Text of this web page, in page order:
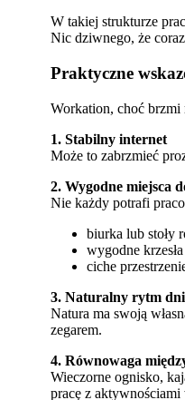
W takiej strukturze
Nic dziwnego, że
Praktyczne
Workation, choć brzmi
1. Stabilny internet
Może to zabrzmieć
2. Wygodne miejsca
Nie każdy potrafi
biurka lub stoły
wygodne krzesła
ciche
3. Naturalny rytm
Natura ma swoją
zegarem.
4. Równowaga
Wieczorne ognisko,
pracę z